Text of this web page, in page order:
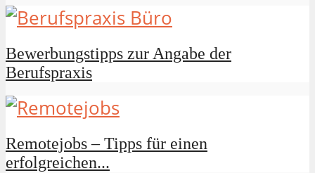
Bewerbungstipps zur Angabe der
Berufspraxis
Remotejobs – Tipps für einen
erfolgreichen...